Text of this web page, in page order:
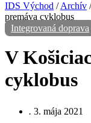
IDS Východ /Archív
premáva cyklobus
Integrovaná doprava
V
cyklobus
. 3. mája 2021